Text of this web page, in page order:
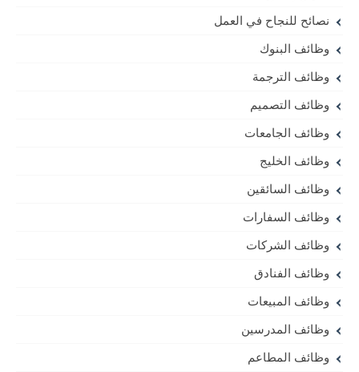
نصائح للنجاح في العمل
وظائف البنوك
وظائف الترجمة
وظائف التصميم
وظائف الجامعات
وظائف الخليج
وظائف السائقين
وظائف السفارات
وظائف الشركات
وظائف الفنادق
وظائف المبيعات
وظائف المدرسين
وظائف المطاعم